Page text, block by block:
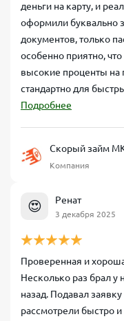
деньги на карту, и
оформили буквально
документов, только
особенно приятно,
высокие проценты
стандартно для
Подробнее
Скорый займ
Компания
😍 Ренат
3 декабря 2025
Проверенная и
Несколько раз брал у
назад. Подавал
рассмотрели быстро